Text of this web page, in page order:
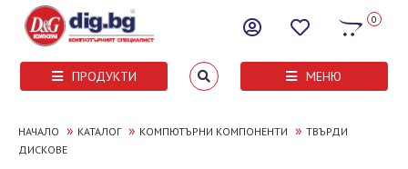
0
ПРОДУКТИ МЕНЮ
НАЧАЛО » КАТАЛОГ » КОМПЮТЪРНИ КОМПОНЕНТИ » ТВЪРДИ
ДИСКОВЕ